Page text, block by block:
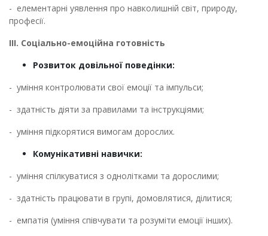
- елементарні уявлення про навколишній світ, природу,
професії.
ІІІ. Соціально-емоційна готовність
Розвиток довільної поведінки:
- уміння контролювати свої емоції та імпульси;
- здатність діяти за правилами та інструкціями;
- уміння підкорятися вимогам дорослих.
Комунікативні навички:
- уміння спілкуватися з однолітками та дорослими;
- здатність працювати в групі, домовлятися, ділитися;
- емпатія (уміння співчувати та розуміти емоції інших).